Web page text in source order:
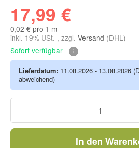
17,99 €
0,02 € pro 1 m
inkl. 19% USt. , zzgl. Versand (DHL)
Sofort verfügbar
Lieferdatum: 11.08.2026 - 13.08.2026
abweichend)
In den